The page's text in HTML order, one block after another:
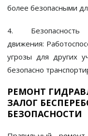
более безопасными
4.
движения:
угрозы для других
безопасно
РЕМОНТ
ЗАЛОГ
БЕЗОПАСНОСТИ